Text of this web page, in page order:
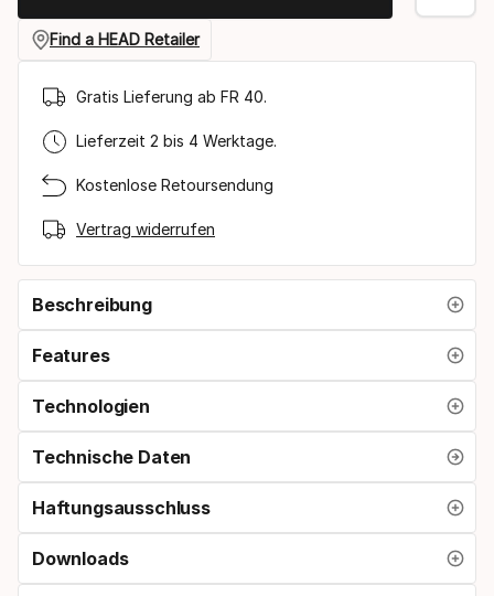
Find a HEAD Retailer
Gratis Lieferung ab FR 40.
Lieferzeit 2 bis 4 Werktage.
Kostenlose Retoursendung
Vertrag widerrufen
Beschreibung
Features
Technologien
Technische Daten
Haftungsausschluss
Downloads